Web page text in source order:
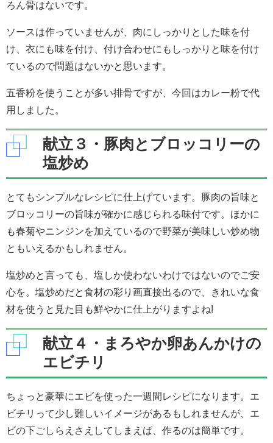
ろん骨はないです。
ソースは作っていませんが、肉にしっかりとした味を付
け、衣にも味を付け、付け合わせにもしっかりと味を付け
ているので問題はないかと思います。
五香粉を使うことが多い排骨ですが、今回はカレー粉で代
用しました。
献立３・豚肉とブロッコリーの
塩炒め
とてもシンプルなレシピに仕上げています。豚肉の旨味と
ブロッコリーの旨味が確かに感じられる味付です。ほかに
も春菊やニンジンを加えているので野菜が美味しい炒め物
ともいえるかもしれません。
塩炒めと言っても、塩しか使わないわけではないのでご安
心を。塩炒めだと食材の彩り画直接出るので、きれいな食
材を使うと見た目も鮮やかに仕上がりますよね!
献立４・まろやか卵あんかけの
エビチリ
ちょっと豪華にエビを使った一週間レシピになります。エ
ビチリって少し難しいイメージがあるもしれませんが、エ
ビの下ごしらえさえしてしまえば、作るのは簡単です。